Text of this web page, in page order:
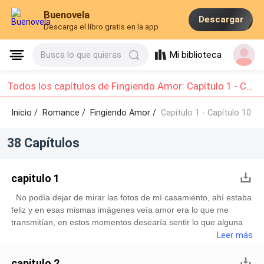
Buenovela
Descarga el libro gratis en la app
Descargar
Busca lo que quieras Mi biblioteca
Todos los capítulos de Fingiendo Amor: Capítulo 1 - Capítulo 10
Inicio / Romance/Fingiendo Amor / Capítulo 1 - Capítulo 10
38 Capítulos
capitulo 1
No podía dejar de mirar las fotos de mí casamiento, ahí estaba
feliz y en esas mismas imágenes veía amor era lo que me
transmitían, en estos momentos desearía sentir lo que alguna
vida de casados no era la misma se había vuelto rutinaria, solo
Leer más